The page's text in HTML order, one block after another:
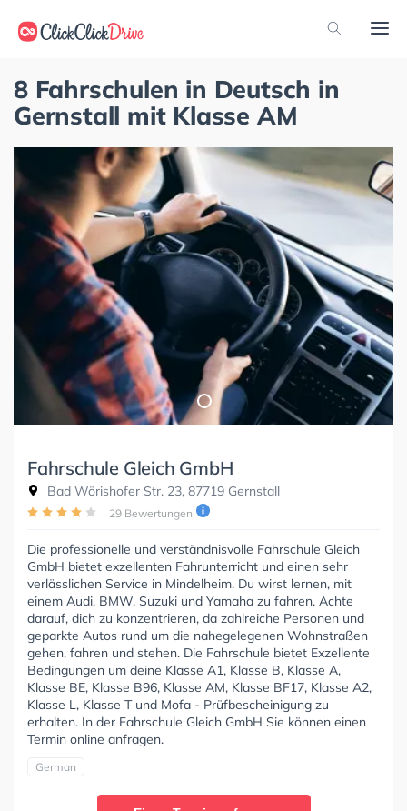
8 Fahrschulen in Deutsch in
Gernstall mit Klasse AM
Fahrschule Gleich GmbH
Bad Wörishofer Str. 23, 87719 Gernstall
29 Bewertungen
Die professionelle und verständnisvolle Fahrschule Gleich
GmbH bietet exzellenten Fahrunterricht und einen sehr
verlässlichen Service in Mindelheim. Du wirst lernen, mit
einem Audi, BMW, Suzuki und Yamaha zu fahren. Achte
darauf, dich zu konzentrieren, da zahlreiche Personen und
geparkte Autos rund um die nahegelegenen Wohnstraßen
gehen, fahren und stehen. Die Fahrschule bietet Exzellente
Bedingungen um deine Klasse A1, Klasse B, Klasse A,
Klasse BE, Klasse B96, Klasse AM, Klasse BF17, Klasse A2,
Klasse L, Klasse T und Mofa - Prüfbescheinigung zu
erhalten. In der Fahrschule Gleich GmbH Sie können einen
Termin online anfragen.
German